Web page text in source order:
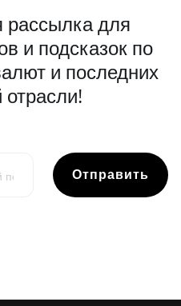
рассылка для
и подсказок по
и последних
отрасли!
Отправить